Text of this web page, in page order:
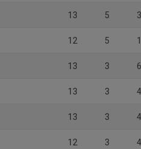
13 5 3
12 5 1
13 3 6
13 3 4
13 3 4
12 3 4